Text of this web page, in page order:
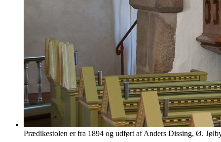
Prædikestolen er fra 1894 og udført af Anders Dissing, Ø.